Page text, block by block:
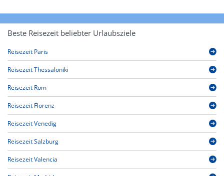
Beste Reisezeit beliebter Urlaubsziele
Reisezeit Paris
Reisezeit Thessaloniki
Reisezeit Rom
Reisezeit Florenz
Reisezeit Venedig
Reisezeit Salzburg
Reisezeit Valencia